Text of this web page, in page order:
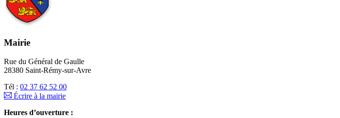
Mairie
Rue du Général de Gaulle
28380 Saint-Rémy-sur-Avre
Tél : 02 37 62 52 00
Écrire à la mairie
Heures d’ouverture :